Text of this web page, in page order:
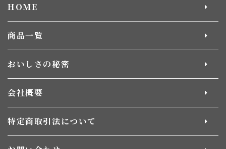
HOME
商品一覧
おいしさの秘密
会社概要
特定商取引法について